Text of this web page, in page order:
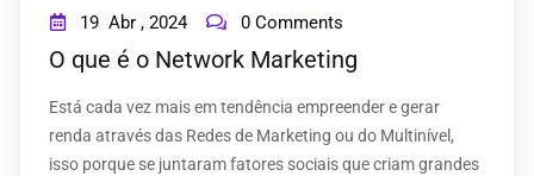
19 Abr , 2024 0 Comments
O que é o Network Marketing
Está cada vez mais em tendência empreender e gerar
renda através das Redes de Marketing ou do Multinível,
isso porque se juntaram fatores sociais que criam grandes